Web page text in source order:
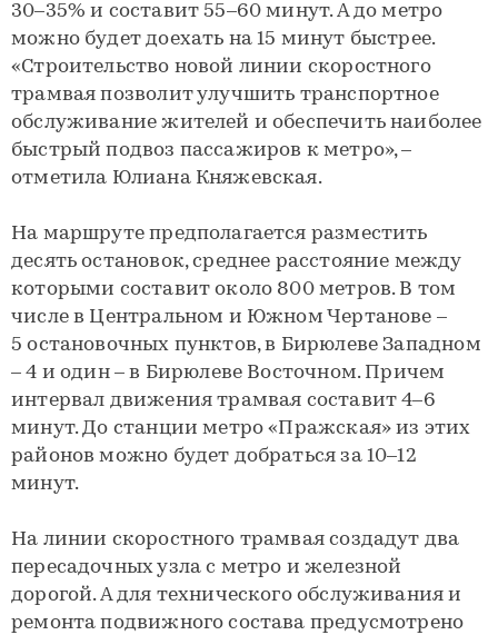
30–35% и составит 55–60 минут. А до метро
можно будет доехать на 15 минут быстрее.
«Строительство новой линии скоростного
трамвая позволит улучшить транспортное
обслуживание жителей и обеспечить наиболее
быстрый подвоз пассажиров к метро», –
отметила Юлиана Княжевская.
На маршруте предполагается разместить
десять остановок, среднее расстояние между
которыми составит около 800 метров. В том
числе в Центральном и Южном Чертанове –
5 остановочных пунктов, в Бирюлеве Западном
– 4 и один – в Бирюлеве Восточном. Причем
интервал движения трамвая составит 4–6
минут. До станции метро «Пражская» из этих
районов можно будет добраться за 10–12
минут.
На линии скоростного трамвая создадут два
пересадочных узла с метро и железной
дорогой. А для технического обслуживания и
ремонта подвижного состава предусмотрено